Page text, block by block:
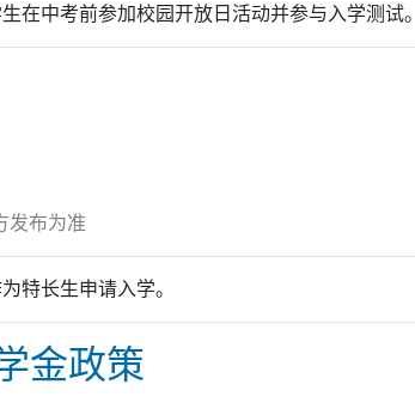
在中考前参加校园开放日活动并参与入学测试。
发布为准
特长生申请入学。
金政策